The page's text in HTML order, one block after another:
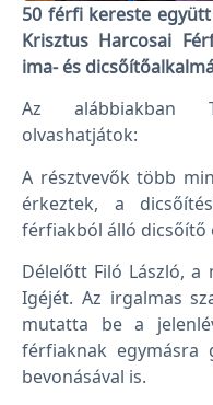
50 férfi kereste
Krisztus Harcosai
ima- és
Az alábbiakban
olvashatjátok:
A résztvevők több
érkeztek, a
férfiakból álló dicsőítő
Délelőtt Filó László,
Igéjét. Az irgalmas
mutatta be a
férfiaknak egymásra
bevonásával is.